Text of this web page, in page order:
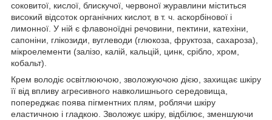
соковитої, кислої, блискучої, червоної журавлини міститься
високий відсоток органічних кислот, в т. ч. аскорбінової і
лимонної. У ній є флавоноїдні речовини, пектини, катехіни,
сапоніни, глікозиди, вуглеводи (глюкоза, фруктоза, сахароза),
мікроелементи (залізо, калій, кальцій, цинк, срібло, хром,
кобальт).
Крем володіє освітлюючою, зволожуючою дією, захищає шкіру
її від впливу агресивного навколишнього середовища,
попереджає поява пігментних плям, роблячи шкіру
еластичною і гладкою. Зволожує шкіру, відбілює, зменшуючи